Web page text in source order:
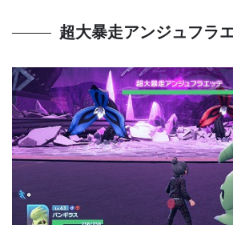
超大暴走アンジュフラ